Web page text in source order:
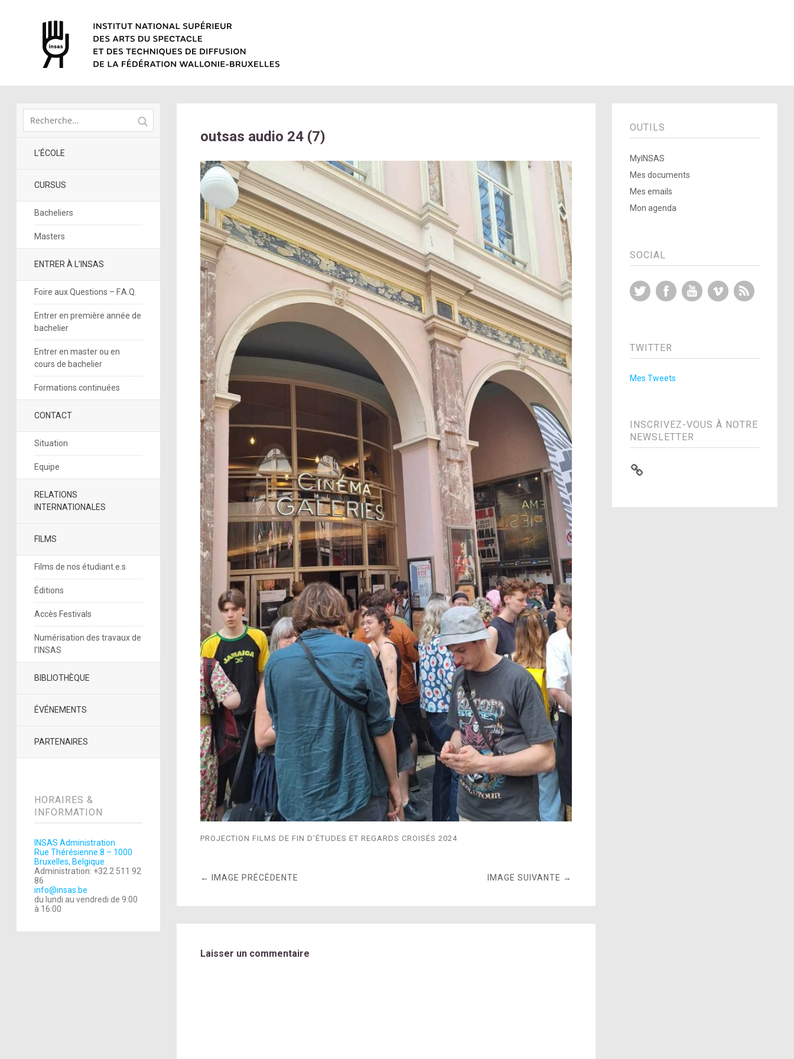
L’ÉCOLE
CURSUS
Bacheliers
Masters
ENTRER À L’INSAS
Foire aux Questions – F.A.Q.
Entrer en première année de
bachelier
Entrer en master ou en
cours de bachelier
Formations continuées
CONTACT
Situation
Equipe
RELATIONS
INTERNATIONALES
FILMS
Films de nos étudiant.e.s
Éditions
Accès Festivals
Numérisation des travaux de
l’INSAS
BIBLIOTHÈQUE
ÉVÉNEMENTS
PARTENAIRES
HORAIRES &
INFORMATION
INSAS Administration
Rue Thérésienne 8 – 1000
Bruxelles, Belgique
Administration: +32 2 511 92
86
info@insas.be
du lundi au vendredi de 9:00
à 16:00
outsas audio 24 (7)
PROJECTION FILMS DE FIN D’ÉTUDES ET REGARDS CROISÉS 2024
← IMAGE PRÉCÉDENTE IMAGE SUIVANTE →
Laisser un commentaire
OUTILS
MyINSAS
Mes documents
Mes emails
Mon agenda
SOCIAL
Twitter FacebookYouTubeVimeo
TWITTER
Mes Tweets
INSCRIVEZ-VOUS À NOTRE
NEWSLETTER